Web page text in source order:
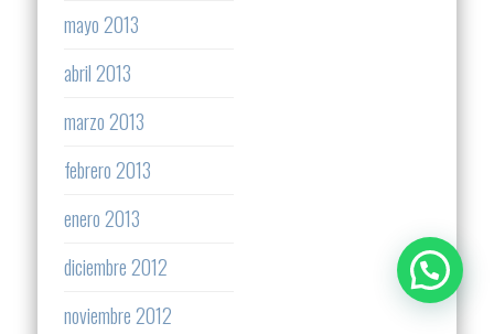
mayo 2013
abril 2013
marzo 2013
febrero 2013
enero 2013
diciembre 2012
noviembre 2012